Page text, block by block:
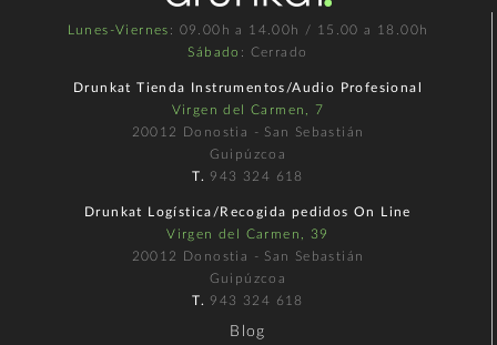
Lunes-Viernes : 09.00h a 14.00h / 15.00 a 18.00h
Sábado : Cerrado
Drunkat Tienda Instrumentos/Audio Profesional
Virgen del Carmen, 7
20012 Donostia - San Sebastián
Guipúzcoa
T. 943 324 618
Drunkat Logística/Recogida pedidos On Line
Virgen del Carmen, 39
20012 Donostia - San Sebastián
Guipúzcoa
T. 943 324 618
Blog